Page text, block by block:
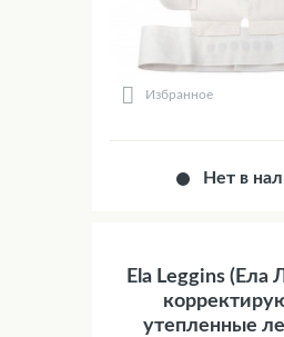
Избранное
Нет в
Ela Leggins (Ела
утепленные